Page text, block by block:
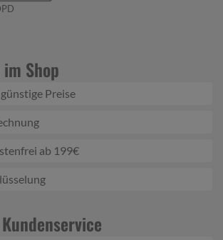
Shop
Preise
ab 199€